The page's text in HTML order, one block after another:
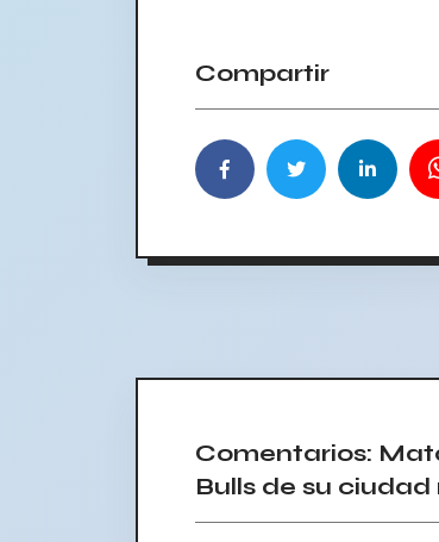
Compartir
Comentarios:
Bulls de su